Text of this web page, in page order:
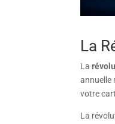
La
La
annuelle
votre
La